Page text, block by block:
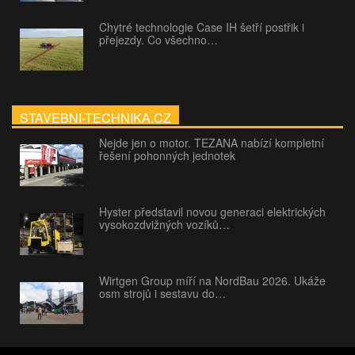
Chytré technologie Case IH šetří postřik i
přejezdy. Co všechno…
STAVEBNI-TECHNIKA.CZ
Nejde jen o motor. TEZANA nabízí kompletní
řešení pohonných jednotek
Hyster představil novou generaci elektrických
vysokozdvižných vozíků…
Wirtgen Group míří na NordBau 2026. Ukáže
osm strojů i sestavu do…